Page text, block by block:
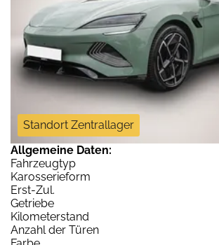
Standort Zentrallager
Allgemeine Daten:
Fahrzeugtyp
Karosserieform
Erst-Zul.
Getriebe
Kilometerstand
Anzahl der Türen